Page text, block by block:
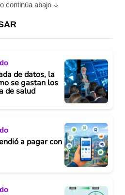
continúa abajo
de datos, la
se gastan los
de salud
a pagar con